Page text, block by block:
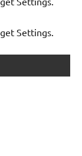
Settings.